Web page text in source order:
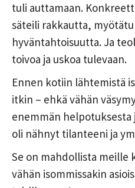
tuli auttamaan.
säteili rakkautta,
hyväntahtoisuutta. Ja
toivoa ja uskoa tulevaan.
Ennen kotiin lähtemistä
itkin – ehkä vähän
enemmän helpotuksesta
oli nähnyt tilanteeni ja
Se on mahdollista meille
vähän isommissakin